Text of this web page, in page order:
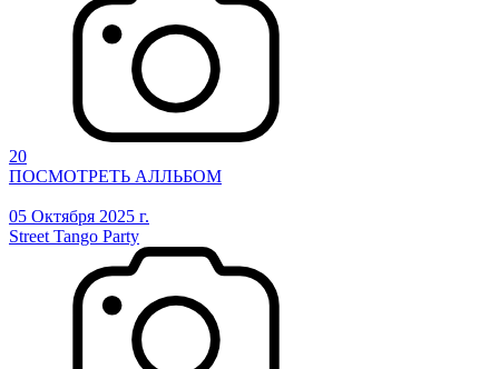
20
ПОСМОТРЕТЬ АЛЛЬБОМ
05 Октября 2025 г.
Street Tango Party